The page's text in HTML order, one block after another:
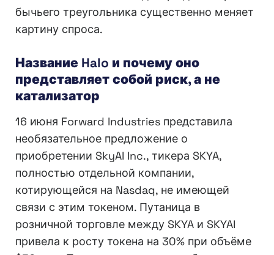
бычьего треугольника существенно меняет
картину спроса.
Название Halo и почему оно
представляет собой риск, а не
катализатор
16 июня Forward Industries представила
необязательное предложение о
приобретении SkyAI Inc., тикера SKYA,
полностью отдельной компании,
котирующейся на Nasdaq, не имеющей
связи с этим токеном. Путаница в
розничной торговле между SKYA и SKYAI
привела к росту токена на 30% при объёме